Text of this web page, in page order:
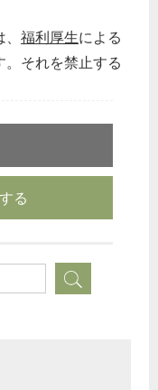
福利厚生による
それを禁止する
る